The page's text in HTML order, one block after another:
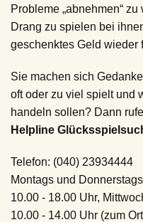
Probleme „abnehmen“
Drang zu spielen bei
geschenktes Geld wieder
Sie machen sich
oft oder zu viel spielt und
handeln sollen? Dann
Helpline
Telefon: (040) 23934444
Montags und
10.00 - 18.00 Uhr,
10.00 - 14.00 Uhr (zum